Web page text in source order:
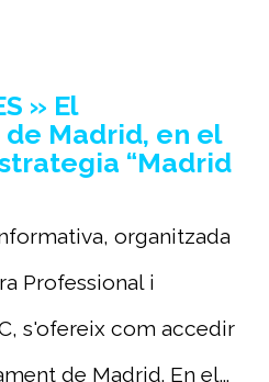
» El
Madrid, en el
“Madrid
organitzada
Professional i
s'ofereix com accedir
de Madrid. En el...